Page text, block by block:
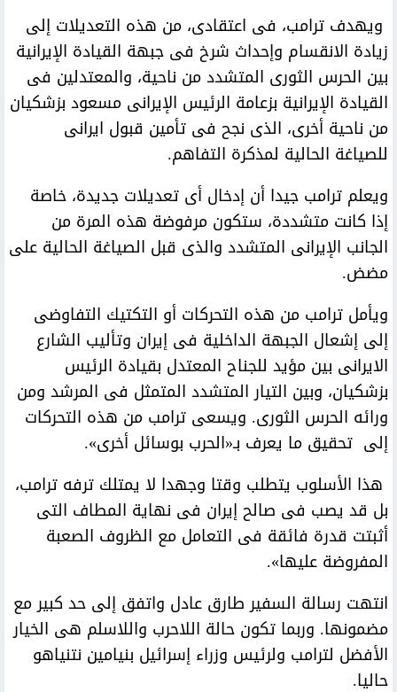
ويهدف ترامب، فى اعتقادى، من هذه التعديلات إلى
زيادة الانقسام وإحداث شرخ فى جبهة القيادة الإيرانية
بين الحرس الثورى المتشدد من ناحية، والمعتدلين فى
القيادة الإيرانية بزعامة الرئيس الإيرانى مسعود بزشكيان
من ناحية أخرى، الذى نجح فى تأمين قبول ايرانى
للصياغة الحالية لمذكرة التفاهم.
ويعلم ترامب جيدا أن إدخال أى تعديلات جديدة، خاصة
إذا كانت متشددة، ستكون مرفوضة هذه المرة من
الجانب الإيرانى المتشدد والذى قبل الصياغة الحالية على
مضض.
ويأمل ترامب من هذه التحركات أو التكتيك التفاوضى
إلى إشعال الجبهة الداخلية فى إيران وتأليب الشارع
الايرانى بين مؤيد للجناح المعتدل بقيادة الرئيس
بزشكيان، وبين التيار المتشدد المتمثل فى المرشد ومن
ورائه الحرس الثورى. ويسعى ترامب من هذه التحركات
إلى تحقيق ما يعرف بـ«الحرب بوسائل أخرى».
هذا الأسلوب يتطلب وقتا وجهدا لا يمتلك ترفه ترامب،
بل قد يصب فى صالح إيران فى نهاية المطاف التى
أثبتت قدرة فائقة فى التعامل مع الظروف الصعبة
المفروضة عليها».
انتهت رسالة السفير طارق عادل واتفق إلى حد كبير مع
مضمونها. وربما تكون حالة اللاحرب واللاسلم هى الخيار
الأفضل لترامب ولرئيس وزراء إسرائيل بنيامين نتنياهو
حاليا.